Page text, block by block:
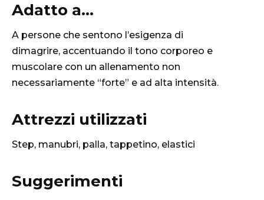
Adatto a...
A persone che sentono l’esigenza di
dimagrire, accentuando il tono corporeo e
muscolare con un allenamento non
necessariamente “forte” e ad alta intensità.
Attrezzi utilizzati
Step, manubri, palla, tappetino, elastici
Suggerimenti